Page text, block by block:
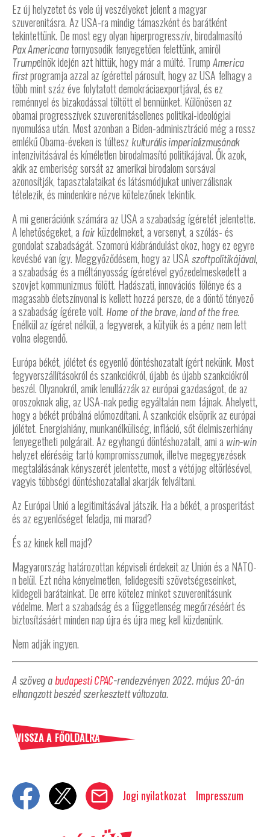
Ez új helyzetet és vele új veszélyeket jelent a magyar
szuverenitásra. Az USA-ra mindig támaszként és barátként
tekintettünk. De most egy olyan hiperprogresszív, birodalmasító
Pax Americanatornyosodik fenyegetően felettünk, amiről
Trumpelnök idején azt hittük, hogy már a múlté. Trump America
firstprogramja azzal az ígérettel párosult, hogy az USA felhagy a
több mint száz éve folytatott demokráciaexportjával, és ez
reménnyel és bizakodással töltött el bennünket. Különösen az
obamai progresszívek szuverenitásellenes politikai-ideológiai
nyomulása után. Most azonban a Biden-adminisztráció még a rossz
emlékű Obama-éveken is túltesz kulturális imperializmusának
intenzivitásával és kíméletlen birodalmasító politikájával. Ők azok,
akik az emberiség sorsát az amerikai birodalom sorsával
azonosítják, tapasztalataikat és látásmódjukat univerzálisnak
tételezik, és mindenkire nézve kötelezőnek tekintik.
A mi generációnk számára az USA a szabadság ígéretét jelentette.
A lehetőségeket, a fairküzdelmeket, a versenyt, a szólás- és
gondolat szabadságát. Szomorú kiábrándulást okoz, hogy ez egyre
kevésbé van így. Meggyőződésem, hogy az USA szoftpolitikájával,
a szabadság és a méltányosság ígéretével győzedelmeskedett a
szovjet kommunizmus fölött. Hadászati, innovációs fölénye és a
magasabb életszínvonal is kellett hozzá persze, de a döntő tényező
a szabadság ígérete volt. Home of the brave, land of the free.
Enélkül az ígéret nélkül, a fegyverek, a kütyük és a pénz nem lett
volna elegendő.
Európa békét, jólétet és egyenlő döntéshozatalt ígért nekünk. Most
fegyverszállításokról és szankciókról, újabb és újabb szankciókról
beszél. Olyanokról, amik lenullázzák az európai gazdaságot, de az
oroszoknak alig, az USA-nak pedig egyáltalán nem fájnak. Ahelyett,
hogy a békét próbálná előmozdítani. A szankciók elsöprik az európai
jólétet. Energiahiány, munkanélküliség, infláció, sőt élelmiszerhiány
fenyegetheti polgárait. Az egyhangú döntéshozatalt, ami a win-win
helyzet eléréséig tartó kompromisszumok, illetve megegyezések
megtalálásának kényszerét jelentette, most a vétójog eltörlésével,
vagyis többségi döntéshozatallal akarják felváltani.
Az Európai Unió a legitimitásával játszik. Ha a békét, a prosperitást
és az egyenlőséget feladja, mi marad?
És az kinek kell majd?
Magyarország határozottan képviseli érdekeit az Unión és a NATO-
n belül. Ezt néha kényelmetlen, felidegesíti szövetségeseinket,
kiidegeli barátainkat. De erre kötelez minket szuverenitásunk
védelme. Mert a szabadság és a függetlenség megőrzéséért és
biztosításáért minden nap újra és újra meg kell küzdenünk.
Nem adják ingyen.
A szöveg a budapesti CPAC-rendezvényen 2022. május 20-án
elhangzott beszéd szerkesztett változata.
VISSZA A FŐOLDALRA
Jogi nyilatkozat Impresszum